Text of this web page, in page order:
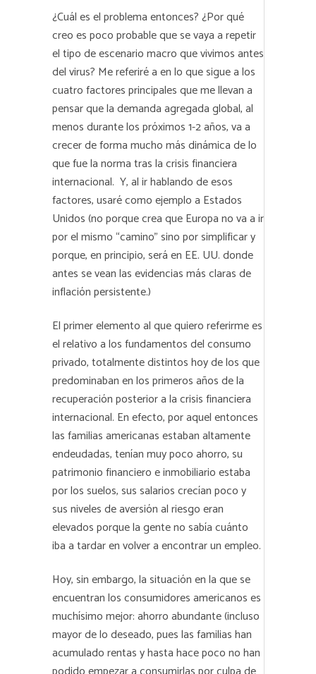
¿Cuál es el problema entonces? ¿Por qué
creo es poco probable que se vaya a repetir
el tipo de escenario macro que vivimos antes
del virus? Me referiré a en lo que sigue a los
cuatro factores principales que me llevan a
pensar que la demanda agregada global, al
menos durante los próximos 1-2 años, va a
crecer de forma mucho más dinámica de lo
que fue la norma tras la crisis financiera
internacional. Y, al ir hablando de esos
factores, usaré como ejemplo a Estados
Unidos (no porque crea que Europa no va a ir
por el mismo “camino” sino por simplificar y
porque, en principio, será en EE. UU. donde
antes se vean las evidencias más claras de
inflación persistente.)
El primer elemento al que quiero referirme es
el relativo a los fundamentos del consumo
privado, totalmente distintos hoy de los que
predominaban en los primeros años de la
recuperación posterior a la crisis financiera
internacional. En efecto, por aquel entonces
las familias americanas estaban altamente
endeudadas, tenían muy poco ahorro, su
patrimonio financiero e inmobiliario estaba
por los suelos, sus salarios crecían poco y
sus niveles de aversión al riesgo eran
elevados porque la gente no sabía cuánto
iba a tardar en volver a encontrar un empleo.
Hoy, sin embargo, la situación en la que se
encuentran los consumidores americanos es
muchísimo mejor: ahorro abundante (incluso
mayor de lo deseado, pues las familias han
acumulado rentas y hasta hace poco no han